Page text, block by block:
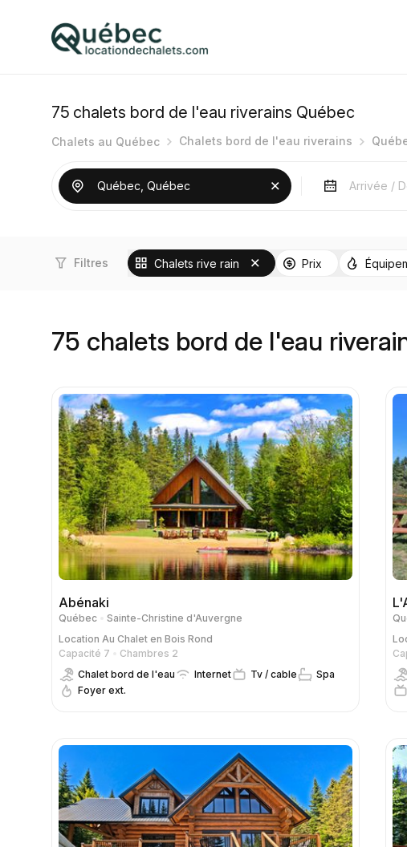
75 chalets bord de l'eau riverains Québec
Chalets au Québec Chalets bord de l'eau riverains
Filtres Chalets rive rain Prix
75 chalets bord de l'eau
Abénaki
Québec
Sainte-Christine d'Auvergne
Location Au Chalet en Bois Rond
Capacité 7
Chambres 2
Chalet bord de l'eau
Internet Tv / cable
Spa
Foyer ext.